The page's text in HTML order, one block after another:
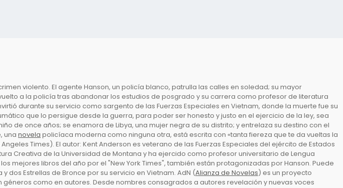
violento. El agente Hanson, un policía blanco, patrulla las calles en soledad; su mayor
a la policía tras abandonar los estudios de posgrado y su carrera como profesor de literatura
durante su servicio como sargento de las Fuerzas Especiales en Vietnam, donde la muerte fue su
que lo persigue desde la guerra, para poder ser honesto y justo en el ejercicio de la ley, sea
de once años; se enamora de Libya, una mujer negra de su distrito; y entrelaza su destino con el
una novela policíaca moderna como ninguna otra, está escrita con «tanta fiereza que te da vueltas la
Times). El autor: Kent Anderson es veterano de las Fuerzas Especiales del ejército de Estados
Creativa de la Universidad de Montana y ha ejercido como profesor universitario de Lengua
mejores libros del año por el "New York Times", también están protagonizadas por Hanson. Puede
dos Estrellas de Bronce por su servicio en Vietnam. AdN (Alianza de Novelas) es un proyecto
como en autores. Desde nombres consagrados a autores revelación y nuevas voces